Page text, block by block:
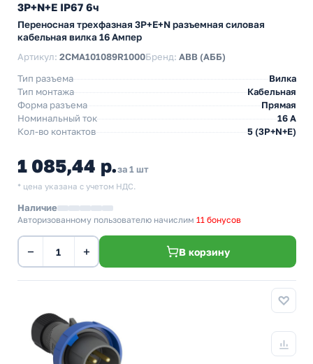
3P+N+E IP67 6ч
Переносная трехфазная 3P+E+N разъемная силовая
кабельная вилка 16 Ампер
Артикул: 2CMA101089R1000Бренд: ABB (АББ)
Тип разъема
Вилка
Тип монтажа
Кабельная
Форма разъема
Прямая
Номинальный ток
16 А
Кол-во контактов
5 (3P+N+E)
1 085,44 р.за 1 шт
* цена указана с учетом НДС.
Наличие
Авторизованному пользователю начислим 11 бонусов
− + В корзину